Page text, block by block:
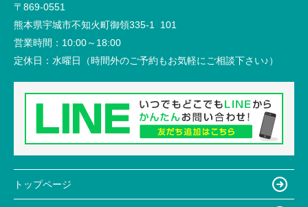
〒869-0551
熊本県宇城市不知火町御領335-1 101
営業時間： 10:00～18:00
定休日： 水曜日（時間外のご予約もお気軽にご相談下さい♪）
トップページ